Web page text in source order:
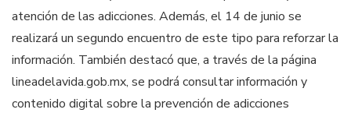
atención de las adicciones. Además, el 14 de junio se
realizará un segundo encuentro de este tipo para reforzar la
información. También destacó que, a través de la página
lineadelavida.gob.mx, se podrá consultar información y
contenido digital sobre la prevención de adicciones